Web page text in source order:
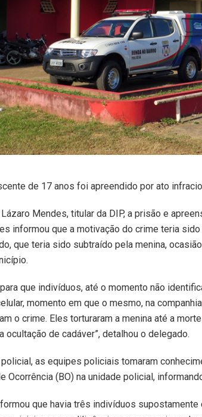
de 17 anos foi apreendido por ato
Mendes, titular da DIP, a prisão e
informou que a motivação do crime teria
que teria sido subtraído pela menina,
que indivíduos, até o momento não
momento em que o mesmo, na
o crime. Eles torturaram a menina até a
ocultação de cadáver”, detalhou o delegado.
as equipes policiais tomaram
Ocorrência (BO) na unidade policial,
que havia três indivíduos